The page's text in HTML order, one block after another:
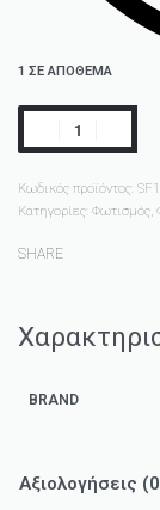
1 ΣΕ ΑΠΌΘΕΜΑ
Κωδικός προϊόντος:
Κατηγορίες: Φωτισμός,
SHARE
BRAND
Αξιολογήσεις